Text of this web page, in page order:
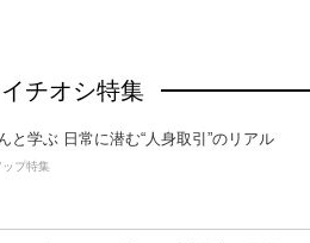
チオシ特集
と学ぶ 日常に潜む“人身取引”のリアル
ップ特集